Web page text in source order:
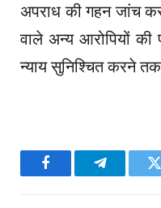
अपराध की गहन जांच
वाले अन्य आरोपियों
न्याय सुनिश्चित करने
FacebookTelegram